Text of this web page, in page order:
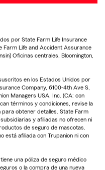
por State Farm Life Insurance
Farm Life and Accident Assurance
Oficinas centrales, Bloomington,
en los Estados Unidos por
Company, 6100-4th Ave S,
Managers USA, Inc. (CA: con
términos y condiciones, revise la
para obtener detalles. State Farm
y afiliadas no ofrecen ni
de seguro de mascotas.
está afiliada con Trupanion ni con
una póliza de seguro médico
o la compra de una nueva